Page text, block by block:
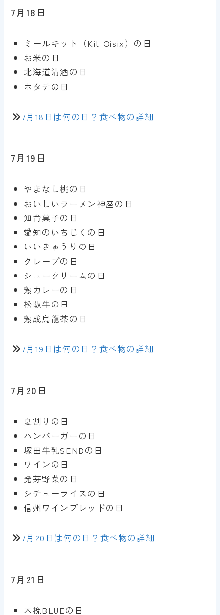
7月18日
ミールキット（Kit Oisix）の日
お米の日
北海道清酒の日
ホタテの日
7月18日は何の日？食べ物の詳細
7月19日
やまなし桃の日
おいしいラーメン神座の日
知育菓子の日
愛知のいちじくの日
いいきゅうりの日
クレープの日
シュークリームの日
熟カレーの日
松阪牛の日
熟成烏龍茶の日
7月19日は何の日？食べ物の詳細
7月20日
夏割りの日
ハンバーガーの日
塚田牛乳SENDの日
ワインの日
発芽野菜の日
シチューライスの日
信州ワインブレッドの日
7月20日は何の日？食べ物の詳細
7月21日
木挽BLUEの日